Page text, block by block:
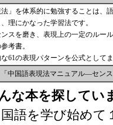
法」を体系的に勉強することは、
理にかなった学習法です。
スを磨き、表現上の一定のルー
考書。
61の表現パターンを公式として
「中国語表現法マニュアル―セン
な本を探してい
語を学び始めて